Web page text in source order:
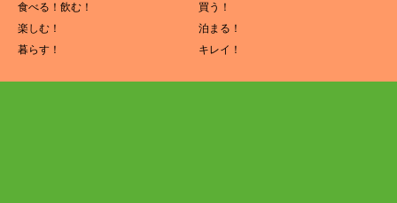
食べる！飲む！
買う！
楽しむ！
泊まる！
暮らす！
キレイ！